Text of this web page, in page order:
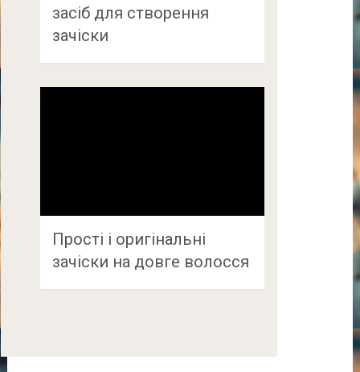
засіб для створення
зачіски
Прості і оригінальні
зачіски на довге волосся